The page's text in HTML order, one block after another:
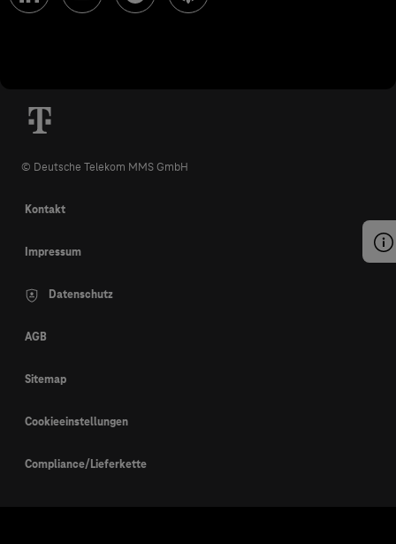
© Deutsche Telekom MMS GmbH
Kontakt
Impressum
Datenschutz
AGB
Sitemap
Cookieeinstellungen
Compliance/Lieferkette